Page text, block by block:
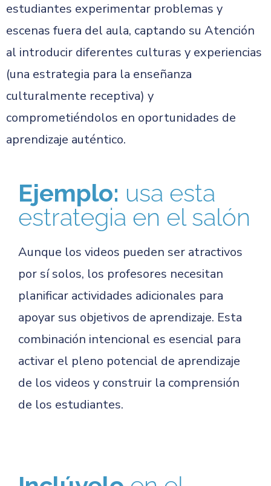
estudiantes experimentar problemas y
escenas fuera del aula, captando su Atención
al introducir diferentes culturas y experiencias
(una estrategia para la enseñanza
culturalmente receptiva) y
comprometiéndolos en oportunidades de
aprendizaje auténtico.
Ejemplo: usa esta
estrategia en el salón
Aunque los videos pueden ser atractivos
por sí solos, los profesores necesitan
planificar actividades adicionales para
apoyar sus objetivos de aprendizaje. Esta
combinación intencional es esencial para
activar el pleno potencial de aprendizaje
de los videos y construir la comprensión
de los estudiantes.